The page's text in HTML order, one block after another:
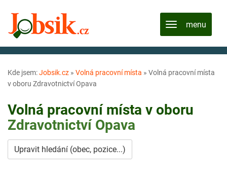
Kde jsem:Jobsik.cz » Volná pracovní místa » Volná pracovní místa
v oboru Zdravotnictví Opava
Volná pracovní místa v oboru
Zdravotnictví Opava
Upravit hledání (obec, pozice...)